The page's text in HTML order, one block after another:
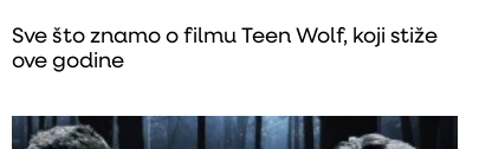
Sve što znamo o filmu Teen Wolf, koji stiže
ove godine